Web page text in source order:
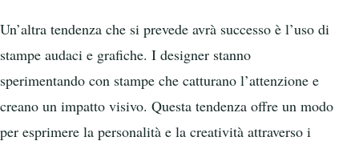
Un’altra tendenza che si prevede avrà successo è l’uso di
stampe audaci e grafiche. I designer stanno
sperimentando con stampe che catturano l’attenzione e
creano un impatto visivo. Questa tendenza offre un modo
per esprimere la personalità e la creatività attraverso i